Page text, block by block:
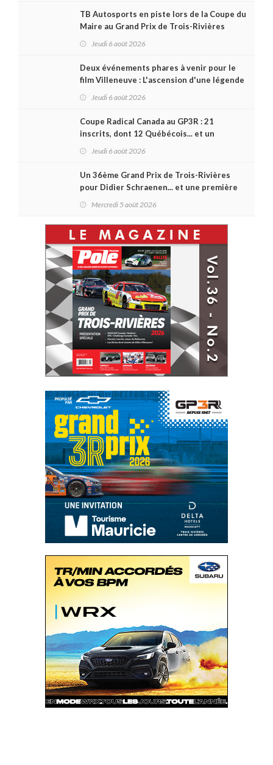
TB Autosports en piste lors de la Coupe du
Maire au Grand Prix de Trois-Rivières
Jeudi 6 août 2026
Deux événements phares à venir pour le
film Villeneuve : L'ascension d'une légende
Jeudi 6 août 2026
Coupe Radical Canada au GP3R : 21
inscrits, dont 12 Québécois... et un
Jeudi 6 août 2026
Un 36ème Grand Prix de Trois-Rivières
pour Didier Schraenen... et une première
Mercredi 5 août 2026